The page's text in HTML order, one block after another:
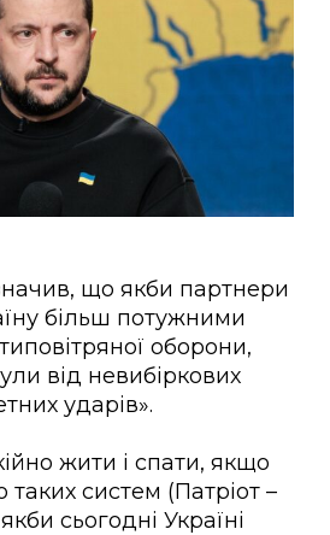
що якби партнери
більш потужними
оборони,
від невибіркових
ударів».
жити і спати, якщо
систем (Патріот –
сьогодні Україні